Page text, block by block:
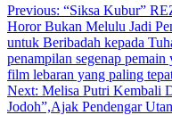
Post
navigation
Previous: “Siksa Kubur”
Horor Bukan Melulu Jadi
untuk Beribadah kepada
penampilan segenap
film lebaran yang paling
Next: Melisa Putri Kembali
Jodoh”,Ajak Pendengar